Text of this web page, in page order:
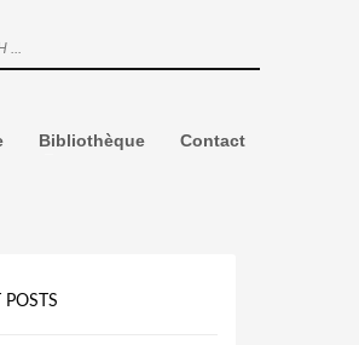
Bibliothèque Contact
POSTS